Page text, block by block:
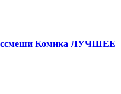
Комика ЛУЧШЕЕ